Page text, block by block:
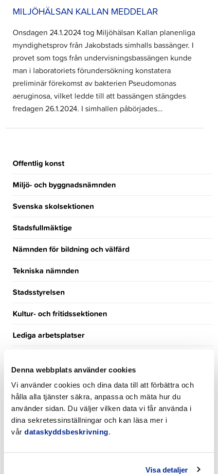
Denna webbplats använder cookies
Vi använder cookies och dina data till att förbättra och
hålla alla tjänster säkra, anpassa och mäta hur du
använder sidan. Du väljer vilken data vi får använda i
dina sekretessinställningar och kan läsa mer i
vår dataskyddsbeskrivning.
Visa detaljer
MILJÖHÄLSAN KALLAN MEDDELAR
Onsdagen 24.1.2024 tog Miljöhälsan Kallan planenliga
myndighetsprov från Jakobstads simhalls bassänger. I
provet som togs från undervisningsbassängen kunde
man i laboratoriets förundersökning konstatera
preliminär förekomst av bakterien Pseudomonas
aeruginosa, vilket ledde till att bassängen stängdes
fredagen 26.1.2024. I simhallen påbörjades…
Offentlig konst
Miljö- och byggnadsnämnden
Svenska skolsektionen
Stadsfullmäktige
Nämnden för bildning och välfärd
Tekniska nämnden
Stadsstyrelsen
Kultur- och fritidssektionen
Lediga arbetsplatser
Möteskalender
Nyheter